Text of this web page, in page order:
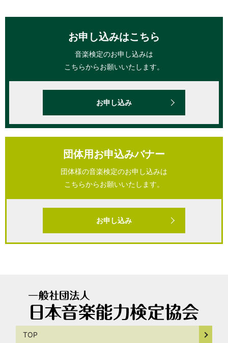
お申し込みはこちら
音楽検定のお申し込みは
こちらからお願いいたします。
お申し込み
団体用お申込みバナー
団体様の音楽検定のお申し込みは
こちらからお願いいたします。
お申し込み
TOP